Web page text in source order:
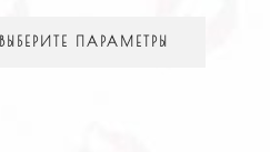
ВЫБЕРИТЕ ПАРАМЕТРЫ